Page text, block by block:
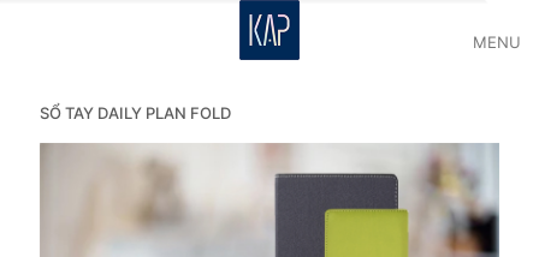
MENU
SỔ TAY DAILY PLAN FOLD